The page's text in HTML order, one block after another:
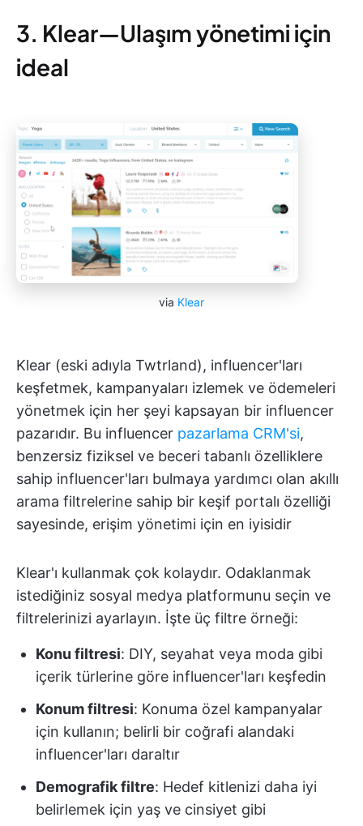
3. Klear—Ulaşım yönetimi için
ideal
via Klear
Klear (eski adıyla Twtrland), influencer'ları
keşfetmek, kampanyaları izlemek ve ödemeleri
yönetmek için her şeyi kapsayan bir influencer
pazarıdır. Bu influencer pazarlama CRM'si,
benzersiz fiziksel ve beceri tabanlı özelliklere
sahip influencer'ları bulmaya yardımcı olan akıllı
arama filtrelerine sahip bir keşif portalı özelliği
sayesinde, erişim yönetimi için en iyisidir
Klear'ı kullanmak çok kolaydır. Odaklanmak
istediğiniz sosyal medya platformunu seçin ve
filtrelerinizi ayarlayın. İşte üç filtre örneği:
Konu filtresi: DIY, seyahat veya moda gibi
içerik türlerine göre influencer'ları keşfedin
Konum filtresi: Konuma özel kampanyalar
için kullanın; belirli bir coğrafi alandaki
influencer'ları daraltır
Demografik filtre: Hedef kitlenizi daha iyi
belirlemek için yaş ve cinsiyet gibi